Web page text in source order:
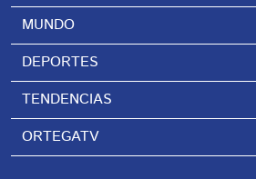
MUNDO
DEPORTES
TENDENCIAS
ORTEGATV